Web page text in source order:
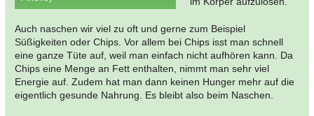
Auch naschen wir viel zu oft und gerne zum Beispiel
Süßigkeiten oder Chips. Vor allem bei Chips isst man schnell
eine ganze Tüte auf, weil man einfach nicht aufhören kann. Da
Chips eine Menge an Fett enthalten, nimmt man sehr viel
Energie auf. Zudem hat man dann keinen Hunger mehr auf die
eigentlich gesunde Nahrung. Es bleibt also beim Naschen.